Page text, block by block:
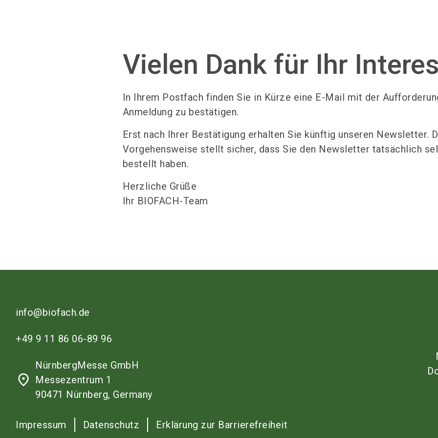
Vielen Dank für Ihr
In Ihrem Postfach finden Sie in Kürze eine E-Mail mit der
Anmeldung zu bestätigen.
Erst nach Ihrer Bestätigung erhalten Sie künftig unseren Newsletter.
Vorgehensweise stellt sicher, dass Sie den Newsletter tatsächlich
bestellt haben.
Herzliche Grüße
Ihr BIOFACH-Team
info@biofach.de
+49 9 11 86 06-89 96
place
NürnbergMesse GmbH
Messezentrum 1
90471 Nürnberg, Germany
Impressum Datenschutz Erklärung zur Barrierefreiheit